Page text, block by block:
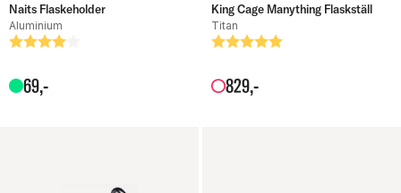
Naits Flaskeholder
Aluminium
Betyg:
4.0 utav 5 stjärnor
69,-
King Cage Manything Flaskställ
Titan
Betyg:
5.0 utav 5 stjärnor
829,-